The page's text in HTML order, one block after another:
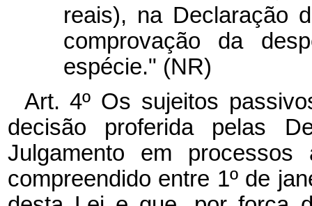
reais), na Declaração
comprovação da
espécie." (NR)
Art. 4º Os sujeitos
decisão proferida pelas
Julgamento em processos
compreendido entre 1º de